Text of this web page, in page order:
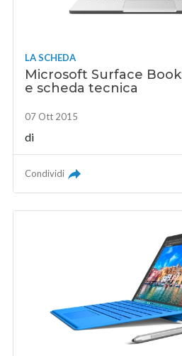
LA SCHEDA
Microsoft Surface
e scheda tecnica
07 Ott 2015
di
Condividi